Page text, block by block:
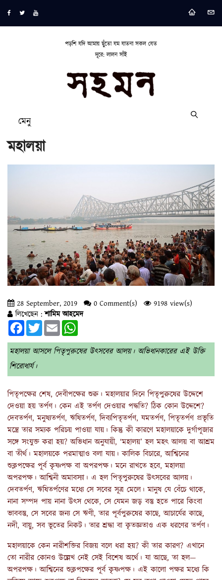
পড়শি যদি আমায় ছুঁতো যম যাতনা সকল যেত
দূরে: লালন সাঁই
মেনু
মহালয়া
28 September, 2019 0 Comment(s)
9198 view(s)
লিখেছেন :শামিম আহমেদ
FacebookTwitterEmail
মহালয়া আসলে পিতৃপুরুষের উৎসবের আলয়। অভিধানকারের এই উক্তি
শিরোধার্য।
পিতৃপক্ষের শেষ, দেবীপক্ষের শুরু। মহালয়ার দিনে পিতৃপুরুষের উদ্দেশে
দেওয়া হয় তর্পণ। কেন এই তর্পণ দেওয়ার পদ্ধতি? ঠিক কোন উদ্দেশে?
দেবতর্পণ, মনুষ্যতর্পণ, ঋষিতর্পণ, দিব্যপিতৃতর্পণ, যমতর্পণ, পিতৃতর্পণ প্রভৃতি
মন্ত্রে তার সম্যক পরিচয় পাওয়া যায়। কিন্তু কী কারণে মহালয়াকে দুর্গাপূজার
সঙ্গে সংযুক্ত করা হয়? অভিধান অনুযায়ী, ‘মহালয়’ হল মহৎ আলয় বা আশ্রম
বা তীর্থ। মহালয়কে পরমাত্মাও বলা যায়। কালিক বিচারে, আশ্বিনের
শুক্লপক্ষের পূর্ব কৃষ্ণপক্ষ বা অপরপক্ষ। মনে রাখতে হবে, মহালয়া
অপরপক্ষ। আশ্বিনী অমাবস্যা। এ হল পিতৃপুরুষের উৎসবের আলয়।
দেবতর্পণ, ঋষিতর্পণের মধ্যে সে সবের সূত্র মেলে। মানুষ যে বেঁচে থাকে,
নানা সম্পদ পায় নানা উৎস থেকে, সে যেমন জড় বস্তু হতে পারে কিংবা
ভাববস্তু, সে সবের জন্য সে ঋণী, তার পূর্বপুরুষের কাছে, আচার্যের কাছে,
নদী, বায়ু, সব ভূতের নিকট। তার শ্রদ্ধা বা কৃতজ্ঞতাও এক ধরণের তর্পণ।
মহালয়াকে কেন নারীশক্তির বিজয় বলে ধরা হয়? কী তার কারণ? এখানে
তো নারীর কোনও উল্লেখ নেই সেই বিশেষ অর্থে। যা আছে, তা হল—
অপরপক্ষ। আশ্বিনের শুক্লপক্ষের পূর্ব কৃষ্ণপক্ষ। এই কালো পক্ষর মধ্যে কি